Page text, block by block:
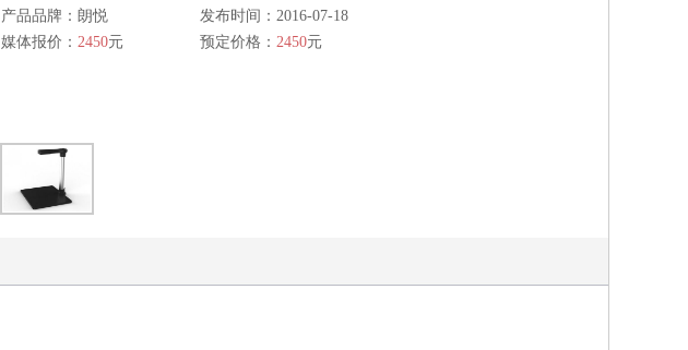
产品品牌：朗悦
发布时间：2016-07-18
媒体报价： 2450元 预定价格： 2450元